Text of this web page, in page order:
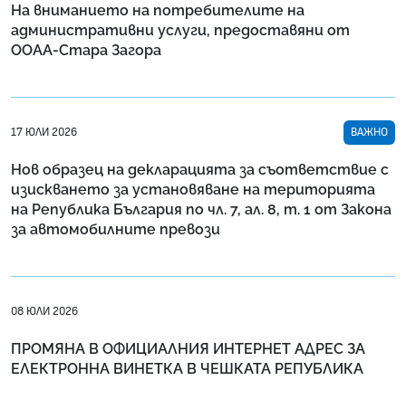
На вниманието на потребителите на
административни услуги, предоставяни от
ООАА-Стара Загора
17 ЮЛИ 2026 ВАЖНО
Нов образец на декларацията за съответствие с
изискването за установяване на територията
на Република България по чл. 7, ал. 8, т. 1 от Закона
за автомобилните превози
08 ЮЛИ 2026
ПРОМЯНА В ОФИЦИАЛНИЯ ИНТЕРНЕТ АДРЕС ЗА
ЕЛЕКТРОННА ВИНЕТКА В ЧЕШКАТА РЕПУБЛИКА